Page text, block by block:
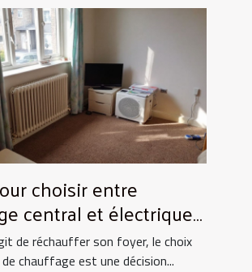
choisir entre
central et électrique
de réchauffer son foyer, le choix
chauffage est une décision...